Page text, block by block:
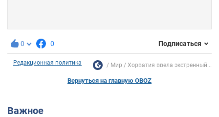
0 0 Подписаться
Редакционная политика Мир Хорватия ввела экстренный...
Вернуться на главную OBOZ
Важное